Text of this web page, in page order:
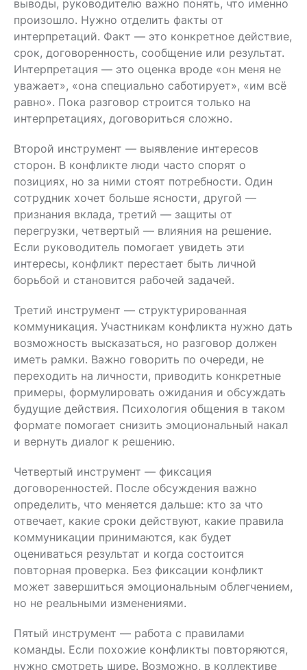
выводы, руководителю важно понять, что именно
произошло. Нужно отделить факты от
интерпретаций. Факт — это конкретное действие,
срок, договоренность, сообщение или результат.
Интерпретация — это оценка вроде «он меня не
уважает», «она специально саботирует», «им всё
равно». Пока разговор строится только на
интерпретациях, договориться сложно.
Второй инструмент — выявление интересов
сторон. В конфликте люди часто спорят о
позициях, но за ними стоят потребности. Один
сотрудник хочет больше ясности, другой —
признания вклада, третий — защиты от
перегрузки, четвертый — влияния на решение.
Если руководитель помогает увидеть эти
интересы, конфликт перестает быть личной
борьбой и становится рабочей задачей.
Третий инструмент — структурированная
коммуникация. Участникам конфликта нужно дать
возможность высказаться, но разговор должен
иметь рамки. Важно говорить по очереди, не
переходить на личности, приводить конкретные
примеры, формулировать ожидания и обсуждать
будущие действия. Психология общения в таком
формате помогает снизить эмоциональный накал
и вернуть диалог к решению.
Четвертый инструмент — фиксация
договоренностей. После обсуждения важно
определить, что меняется дальше: кто за что
отвечает, какие сроки действуют, какие правила
коммуникации принимаются, как будет
оцениваться результат и когда состоится
повторная проверка. Без фиксации конфликт
может завершиться эмоциональным облегчением,
но не реальными изменениями.
Пятый инструмент — работа с правилами
команды. Если похожие конфликты повторяются,
нужно смотреть шире. Возможно, в коллективе